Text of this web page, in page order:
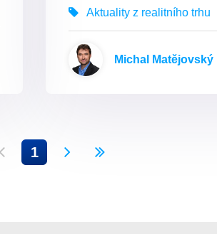
Aktuality z realitního trhu
Michal Matějovský
1